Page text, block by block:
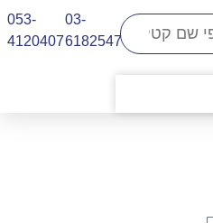
03-
6182547
053-
4120407​